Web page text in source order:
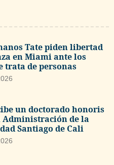
Tate piden libertad
en Miami ante los
trata de personas
un doctorado honoris
Administración de la
Santiago de Cali